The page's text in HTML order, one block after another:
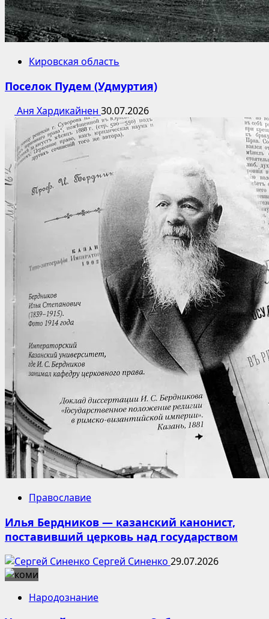
Кировская область
Поселок Пудем (Удмуртия)
Аня Хардикайнен 30.07.2026
Православие
Илья Бердников — казанский канонист,
поставивший церковь над государством
Сергей Синенко 29.07.2026
Народознание